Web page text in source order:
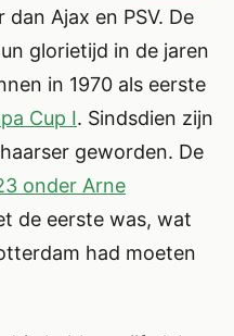
Ajax en PSV. De
glorietijd in de jaren
in 1970 als eerste
Cup I. Sindsdien zijn
geworden. De
onder Arne
de eerste was, wat
had moeten